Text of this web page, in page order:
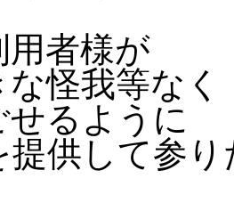
用者様が
怪我等なく
るように
提供して参